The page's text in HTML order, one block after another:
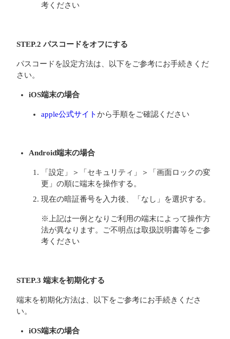
考ください
STEP.2 パスコードをオフにする
パスコードを設定方法は、以下をご参考にお手続きくだ
さい。
iOS端末の場合
apple公式サイトから手順をご確認ください
Android端末の場合
「設定」＞「セキュリティ」＞「画面ロックの変
更」の順に端末を操作する。
現在の暗証番号を入力後、「なし」を選択する。
※上記は一例となりご利用の端末によって操作方
法が異なります。ご不明点は取扱説明書等をご参
考ください
STEP.3 端末を初期化する
端末を初期化方法は、以下をご参考にお手続きくださ
い。
iOS端末の場合